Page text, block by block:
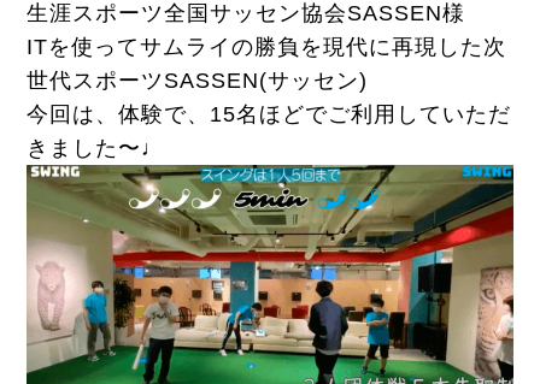
生涯スポーツ全国サッセン協会SASSEN様
ITを使ってサムライの勝負を現代に再現した次
世代スポーツSASSEN(サッセン)
今回は、体験で、15名ほどでご利用していただ
きました〜♩